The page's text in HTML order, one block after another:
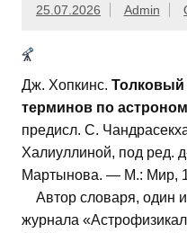
25.07.2026 Admin
Дж. Хопкинс. Толковый
терминов по
предисл. С.
Халиуллиной, под ред.
Мартынова. — М.: Мир,
Автор словаря, один
журнала